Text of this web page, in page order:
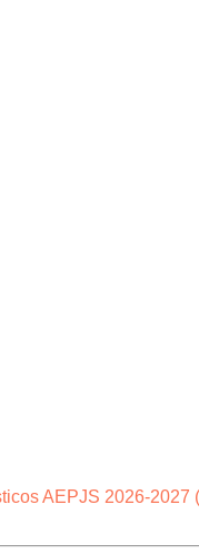
AEPJS 2026-2027